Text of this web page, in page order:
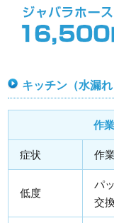
キッチン（水漏
作
症状 作
低度
パ
交